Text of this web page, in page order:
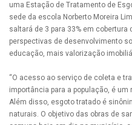
uma Estação de Tratamento de
sede da escola Norberto Moreira
saltará de 3 para 33% em
perspectivas de desenvolvimento
educação, mais valorização
“O acesso ao serviço de coleta e
importância para a população, é
Além disso, esgoto tratado é
naturais. O objetivo das obras de